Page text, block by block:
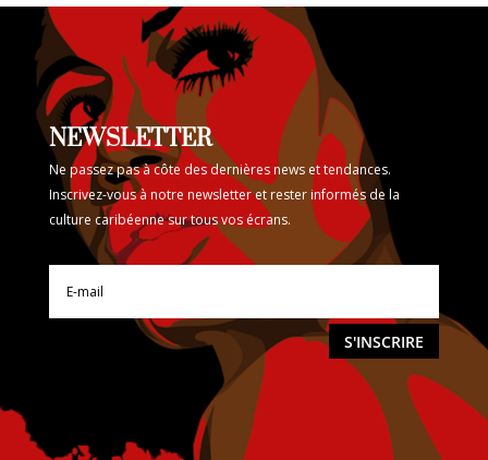
NEWSLETTER
Ne passez pas à côte des dernières news et tendances.
Inscrivez-vous à notre newsletter et rester informés de la
culture caribéenne sur tous vos écrans.
S'INSCRIRE